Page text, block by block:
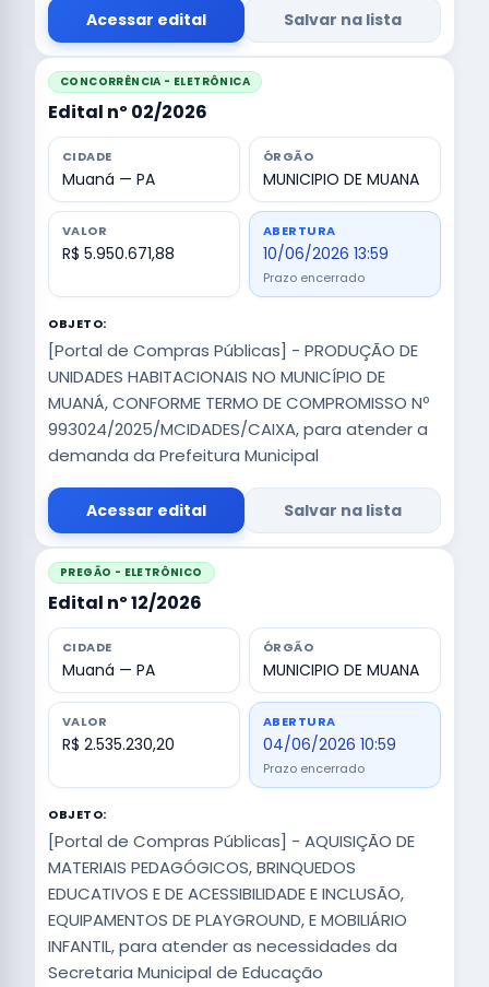
Acessar edital Salvar na lista
CONCORRÊNCIA - ELETRÔNICA
Edital nº 02/2026
CIDADE
Muaná — PA
ÓRGÃO
MUNICIPIO DE MUANA
VALOR
R$ 5.950.671,88
ABERTURA
10/06/2026 13:59
Prazo encerrado
OBJETO:
[Portal de Compras Públicas] - PRODUÇÃO DE
UNIDADES HABITACIONAIS NO MUNICÍPIO DE
MUANÁ, CONFORME TERMO DE COMPROMISSO Nº
993024/2025/MCIDADES/CAIXA, para atender a
demanda da Prefeitura Municipal
Acessar edital Salvar na lista
PREGÃO - ELETRÔNICO
Edital nº 12/2026
CIDADE
Muaná — PA
ÓRGÃO
MUNICIPIO DE MUANA
VALOR
R$ 2.535.230,20
ABERTURA
04/06/2026 10:59
Prazo encerrado
OBJETO:
[Portal de Compras Públicas] - AQUISIÇÃO DE
MATERIAIS PEDAGÓGICOS, BRINQUEDOS
EDUCATIVOS E DE ACESSIBILIDADE E INCLUSÃO,
EQUIPAMENTOS DE PLAYGROUND, E MOBILIÁRIO
INFANTIL, para atender as necessidades da
Secretaria Municipal de Educação